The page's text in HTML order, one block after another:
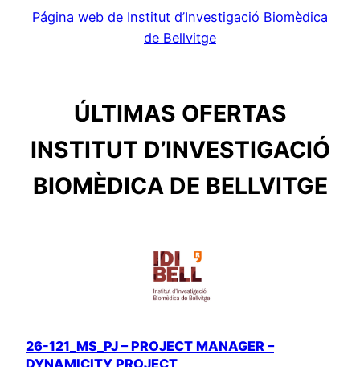
Página web de Institut d’Investigació Biomèdica
de Bellvitge
ÚLTIMAS OFERTAS
INSTITUT D’INVESTIGACIÓ
BIOMÈDICA DE BELLVITGE
26-121_MS_PJ – PROJECT MANAGER –
DYNAMICITY PROJECT